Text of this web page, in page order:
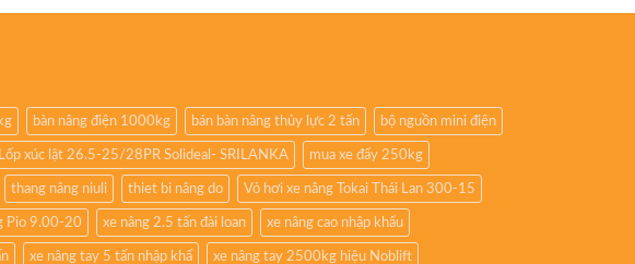
bàn nâng điện 1000kg bán bàn nâng thủy lực 2 tấn bộ nguồn mini điện
Lốp xúc lật 26.5-25/28PR Solideal- SRILANKA mua xe đẩy 250kg
thang nâng niuli thiet bi nâng do Vỏ hơi xe nâng Tokai Thái Lan 300-15
Pio 9.00-20 xe nâng 2.5 tấn đài loan xe nâng cao nhập khẩu
xe nâng tay 5 tấn nhập khẩ xe nâng tay 2500kg hiệu Noblift